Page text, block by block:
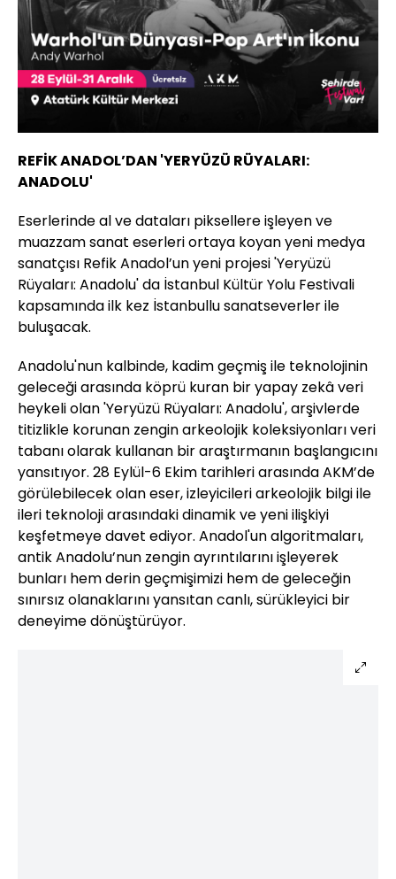
REFİK ANADOL’DAN 'YERYÜZÜ RÜYALARI:
ANADOLU'
​Eserlerinde al ve dataları piksellere işleyen ve
muazzam sanat eserleri ortaya koyan yeni medya
sanatçısı Refik Anadol’un yeni projesi 'Yeryüzü
Rüyaları: Anadolu' da İstanbul Kültür Yolu Festivali
kapsamında ilk kez İstanbullu sanatseverler ile
buluşacak.
Anadolu'nun kalbinde, kadim geçmiş ile teknolojinin
geleceği arasında köprü kuran bir yapay zekâ veri
heykeli olan 'Yeryüzü Rüyaları: Anadolu', arşivlerde
titizlikle korunan zengin arkeolojik koleksiyonları veri
tabanı olarak kullanan bir araştırmanın başlangıcını
yansıtıyor. 28 Eylül-6 Ekim tarihleri arasında AKM’de
görülebilecek olan eser, izleyicileri arkeolojik bilgi ile
ileri teknoloji arasındaki dinamik ve yeni ilişkiyi
keşfetmeye davet ediyor. Anadol'un algoritmaları,
antik Anadolu’nun zengin ayrıntılarını işleyerek
bunları hem derin geçmişimizi hem de geleceğin
sınırsız olanaklarını yansıtan canlı, sürükleyici bir
deneyime dönüştürüyor.